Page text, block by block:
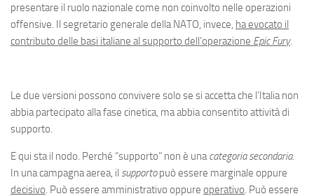
presentare il ruolo nazionale come non coinvolto nelle operazioni
offensive. Il segretario generale della NATO, invece, ha evocato il
contributo delle basi italiane al supporto dell’operazione Epic Fury.
Le due versioni possono convivere solo se si accetta che l’Italia non
abbia partecipato alla fase cinetica, ma abbia consentito attività di
supporto.
E qui sta il nodo. Perché “supporto” non è unacategoria secondaria.
In una campagna aerea, il supportopuò essere marginale oppure
decisivo. Può essere amministrativo oppure operativo. Può essere